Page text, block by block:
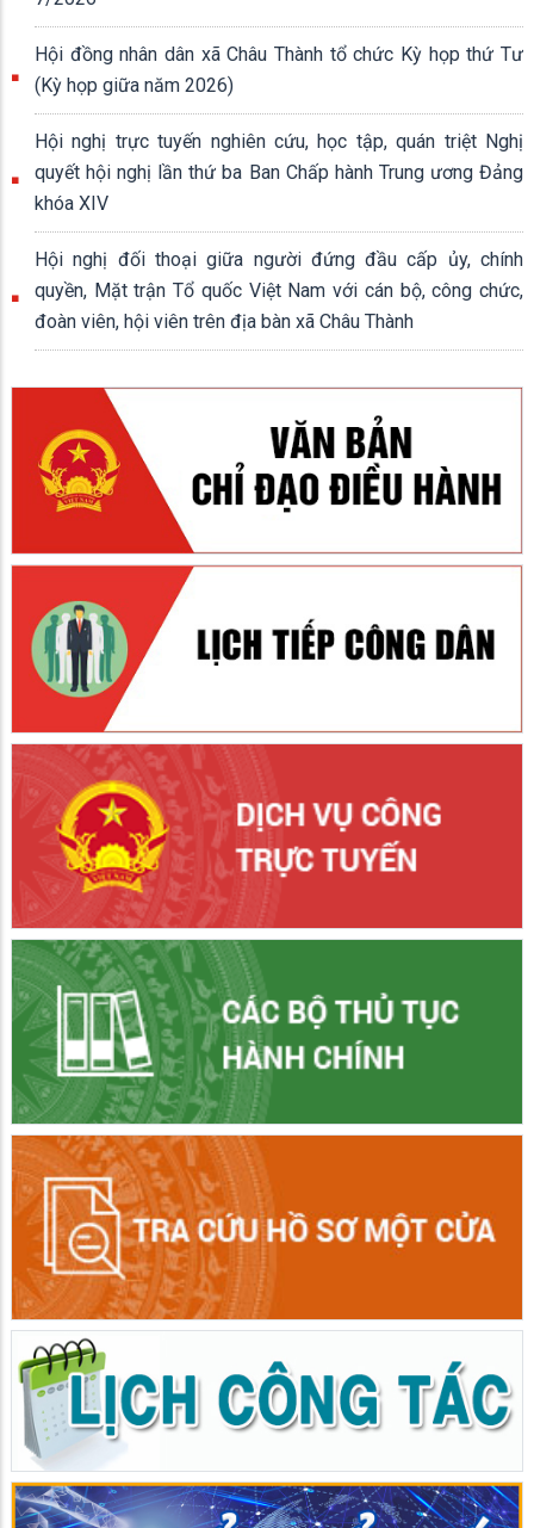
Hội đồng nhân dân xã Châu Thành tổ chức Kỳ họp thứ Tư
(Kỳ họp giữa năm 2026)
Hội nghị trực tuyến nghiên cứu, học tập, quán triệt Nghị
quyết hội nghị lần thứ ba Ban Chấp hành Trung ương Đảng
khóa XIV
Hội nghị đối thoại giữa người đứng đầu cấp ủy, chính
quyền, Mặt trận Tổ quốc Việt Nam với cán bộ, công chức,
đoàn viên, hội viên trên địa bàn xã Châu Thành